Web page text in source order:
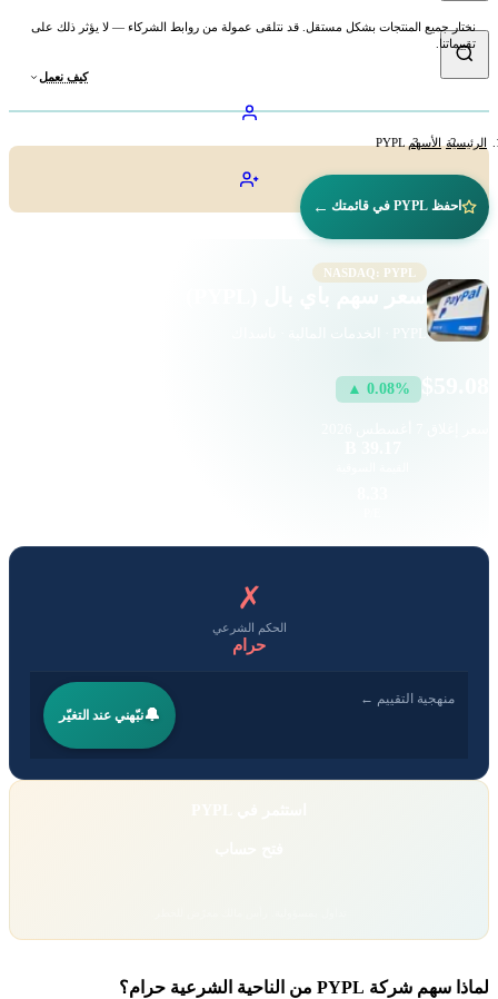
نختار جميع المنتجات بشكل مستقل. قد نتلقى عمولة من روابط الشركاء — لا يؤثر ذلك على
تقييماتنا.
كيف نعمل
الرئيسية الأسهم PYPL
احفظ PYPL في قائمتك ←
NASDAQ: PYPL
سعر سهم باي بال (PYPL)
PYPL · الخدمات المالية · ناسداك
▲ 0.08%
✗
الحكم الشرعي
حرام
منهجية التقييم ←
🔔نبّهني عند التغيّر
لماذا سهم شركة PYPL من الناحية الشرعية حرام؟